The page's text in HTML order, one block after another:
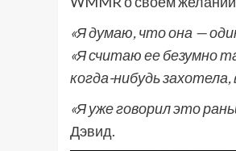
«Я думаю, что она —
«Я считаю ее безумно
когда-нибудь захотела,
«Я уже говорил это
Дэвид.